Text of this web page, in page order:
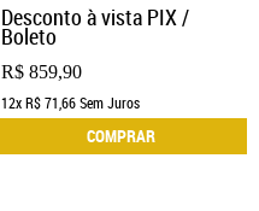
R$ 859,90
Desconto à vista PIX /
Boleto
12xR$ 71,66Sem Juros
COMPRAR